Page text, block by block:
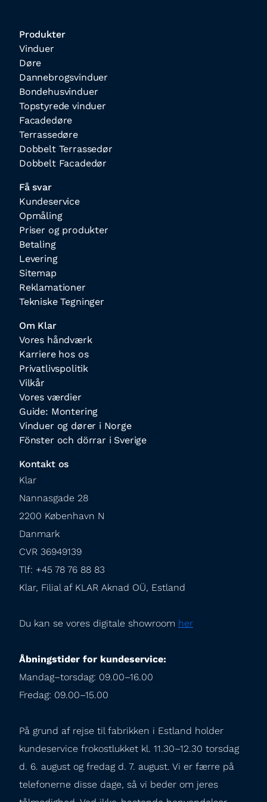
Produkter
Vinduer
Døre
Dannebrogsvinduer
Bondehusvinduer
Topstyrede vinduer
Facadedøre
Terrassedøre
Dobbelt Terrassedør
Dobbelt Facadedør
Få svar
Kundeservice
Opmåling
Priser og produkter
Betaling
Levering
Sitemap
Reklamationer
Tekniske Tegninger
Om Klar
Vores håndværk
Karriere hos os
Privatlivspolitik
Vilkår
Vores værdier
Guide: Montering
Vinduer og dører i Norge
Fönster och dörrar i Sverige
Kontakt os
Klar
Nannasgade 28
2200 København N
Danmark
CVR 36949139
Tlf: +45 78 76 88 83
Klar, Filial af KLAR Aknad OÜ, Estland
Du kan se vores digitale showroom her
Åbningstider for kundeservice:
Mandag–torsdag: 09.00–16.00
Fredag: 09.00–15.00
På grund af rejse til fabrikken i Estland holder
kundeservice frokostlukket kl. 11.30–12.30 torsdag
d. 6. august og fredag d. 7. august. Vi er færre på
telefonerne disse dage, så vi beder om jeres